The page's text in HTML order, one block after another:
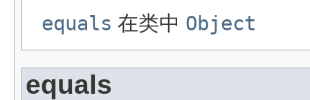
equals 在类中 Object
equals